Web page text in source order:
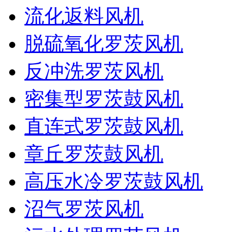
流化返料风机
脱硫氧化罗茨风机
反冲洗罗茨风机
密集型罗茨鼓风机
直连式罗茨鼓风机
章丘罗茨鼓风机
高压水冷罗茨鼓风机
沼气罗茨风机